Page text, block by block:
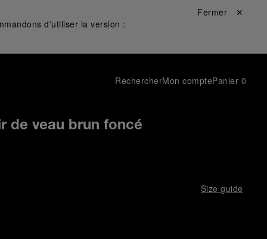
d'utiliser la version :
Fermer ✕
RechercherMon comptePanier 0
de veau brun foncé
Size guide